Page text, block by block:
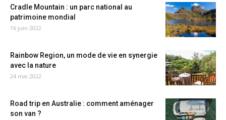
Cradle Mountain : un parc national au
patrimoine mondial
16 juin 2022
Rainbow Region, un mode de vie en synergie
avec la nature
24 mai 2022
Road trip en Australie : comment aménager
son van ?